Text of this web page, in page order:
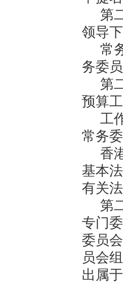
第
领导
常
务委
第
预算
工
常务
香
基本
有关
第
专门
委员
员会
出属